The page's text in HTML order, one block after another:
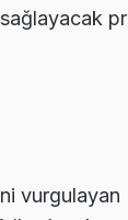
vurgulayan